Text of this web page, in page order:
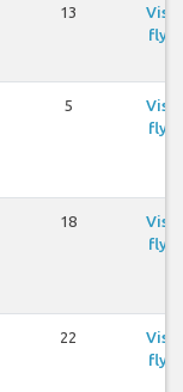
13
Visa
flyg
5
Visa
flyg
18
Visa
flyg
22
Visa
flyg